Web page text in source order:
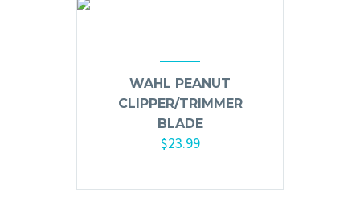
WAHL PEANUT
CLIPPER/TRIMMER
BLADE
$23.99